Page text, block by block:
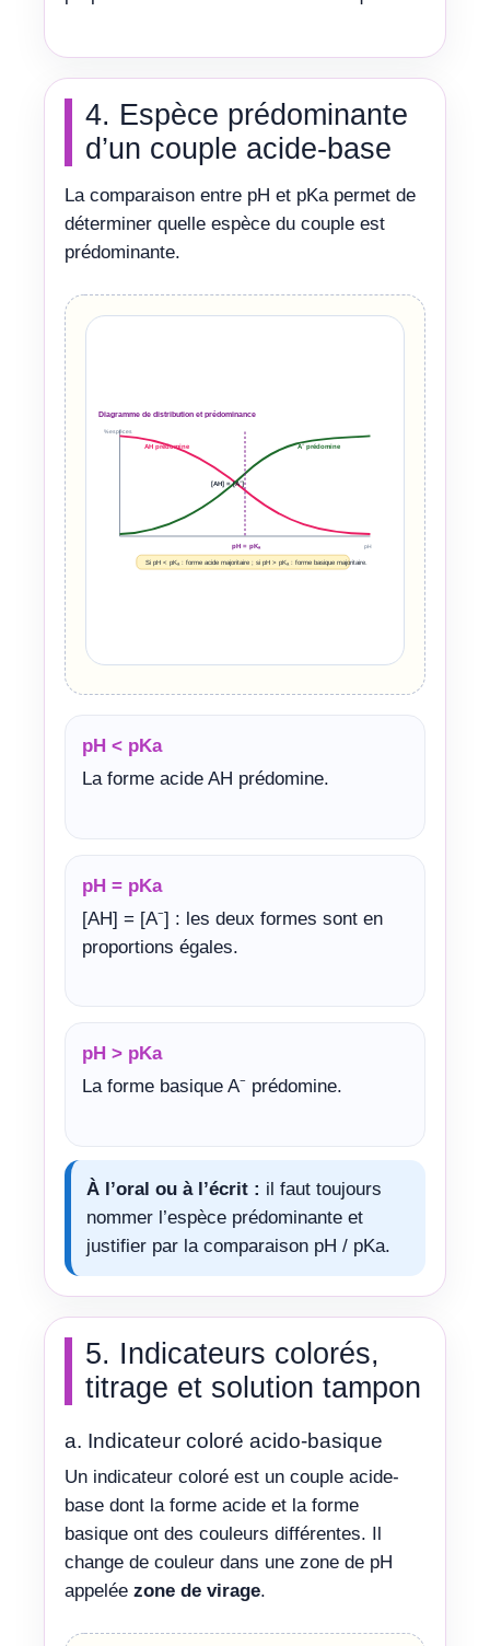
4. Espèce prédominante
d’un couple acide-base
La comparaison entre pH et pKa permet de
déterminer quelle espèce du couple est
prédominante.
Diagramme de distribution et prédominance
% espèces
pH
pH = pKₐ
AH prédomine A⁻ prédomine
[AH] = [A⁻]
Si pH < pKₐ : forme acide majoritaire ; si pH > pKₐ : forme basique majoritaire.
pH < pKa
La forme acide AH prédomine.
pH = pKa
[AH] = [A⁻] : les deux formes sont en
proportions égales.
pH > pKa
La forme basique A⁻ prédomine.
À l’oral ou à l’écrit : il faut toujours
nommer l’espèce prédominante et
justifier par la comparaison pH / pKa.
5. Indicateurs colorés,
titrage et solution tampon
a. Indicateur coloré acido-basique
Un indicateur coloré est un couple acide-
base dont la forme acide et la forme
basique ont des couleurs différentes. Il
change de couleur dans une zone de pH
appelée zone de virage.